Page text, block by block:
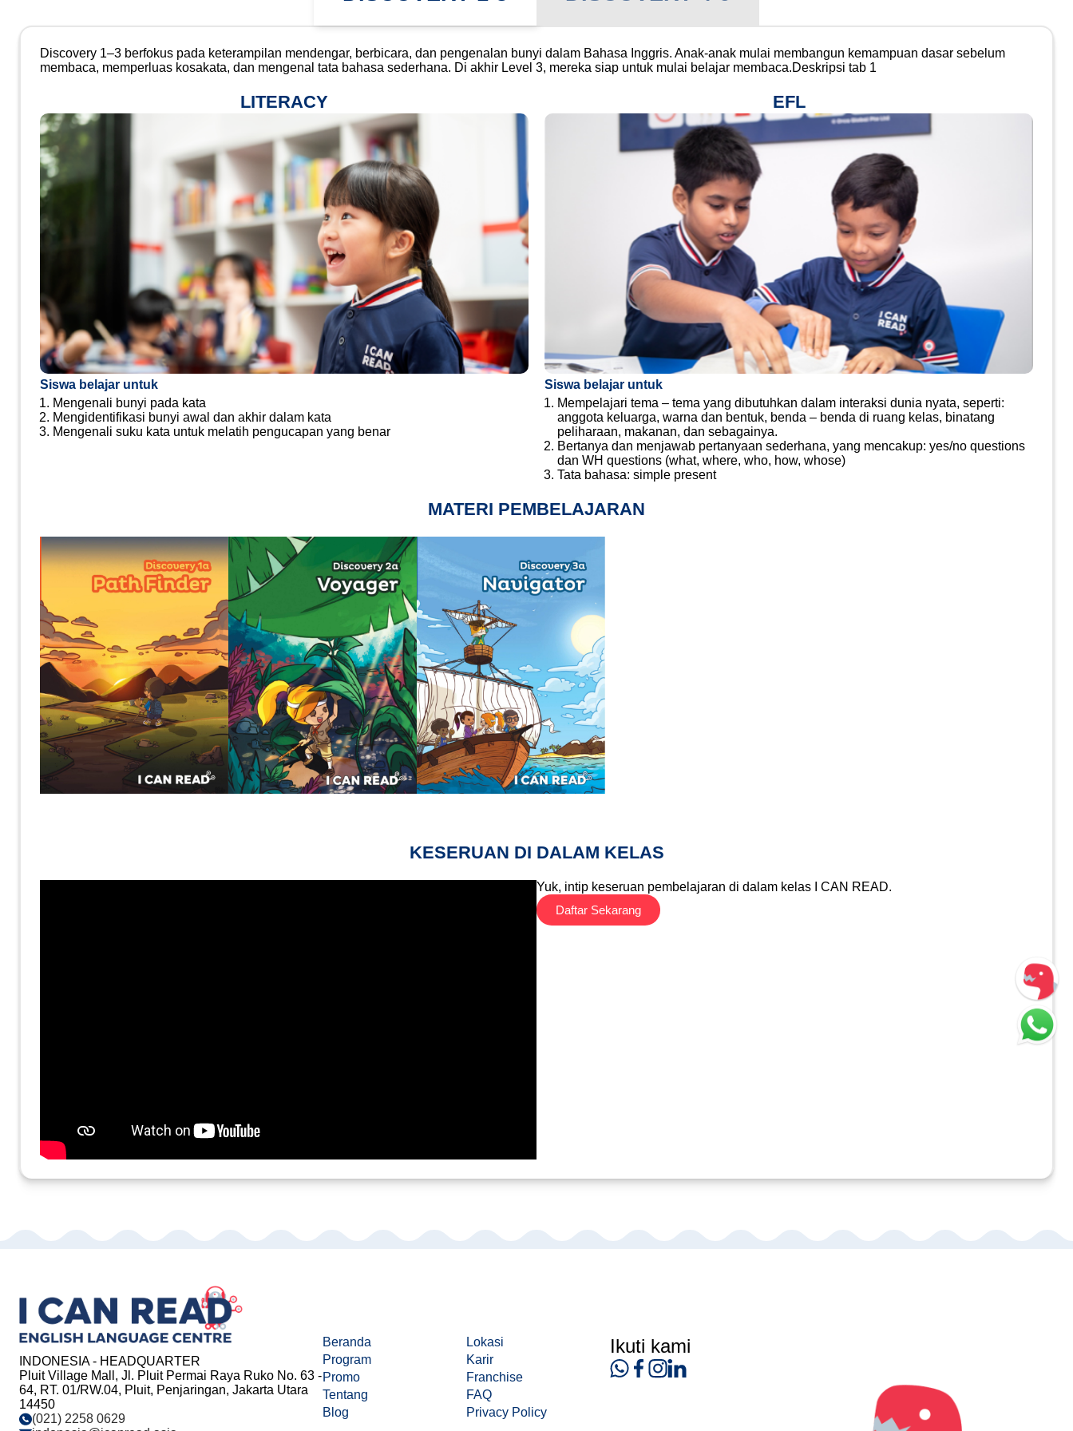
Discovery 1–3 berfokus pada keterampilan mendengar, berbicara, dan pengenalan bunyi dalam Bahasa Inggris. Anak-anak mulai membangun kemampuan dasar sebelum
membaca, memperluas kosakata, dan mengenal tata bahasa sederhana. Di akhir Level 3, mereka siap untuk mulai belajar membaca.​Deskripsi tab 1
LITERACY
Siswa belajar untuk
Mengenali bunyi pada kata ​
Mengidentifikasi bunyi awal dan akhir dalam kata​
Mengenali suku kata untuk melatih pengucapan yang benar
EFL
Siswa belajar untuk
Mempelajari tema – tema yang dibutuhkan dalam interaksi dunia nyata, seperti:
anggota keluarga, warna dan bentuk, benda – benda di ruang kelas, binatang
peliharaan, makanan, dan sebagainya. ​
Bertanya dan menjawab pertanyaan sederhana, yang mencakup: yes/no questions
dan WH questions (what, where, who, how, whose)​
Tata bahasa: simple present
MATERI PEMBELAJARAN
KESERUAN DI DALAM KELAS
Yuk, intip keseruan pembelajaran di dalam kelas I CAN READ.
Daftar Sekarang
INDONESIA - HEADQUARTER
Pluit Village Mall, Jl. Pluit Permai Raya Ruko No. 63 -
64, RT. 01/RW.04, Pluit, Penjaringan, Jakarta Utara
14450
(021) 2258 0629
Beranda
Program
Promo
Tentang
Blog
Lokasi
Karir
Franchise
FAQ
Privacy Policy
Ikuti kami